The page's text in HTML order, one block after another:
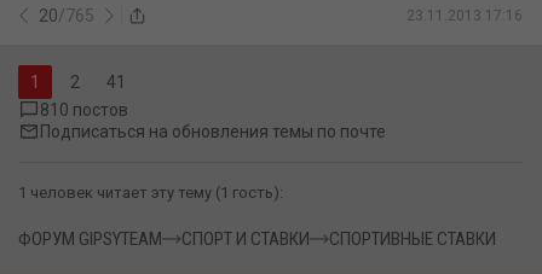
20/765 23.11.2013 17:16
2
41
810 постов
Подписаться на обновления темы по почте
1 человек читает эту тему (1 гость):
ФОРУМ GIPSYTEAM СПОРТ И СТАВКИ СПОРТИВНЫЕ СТАВКИ